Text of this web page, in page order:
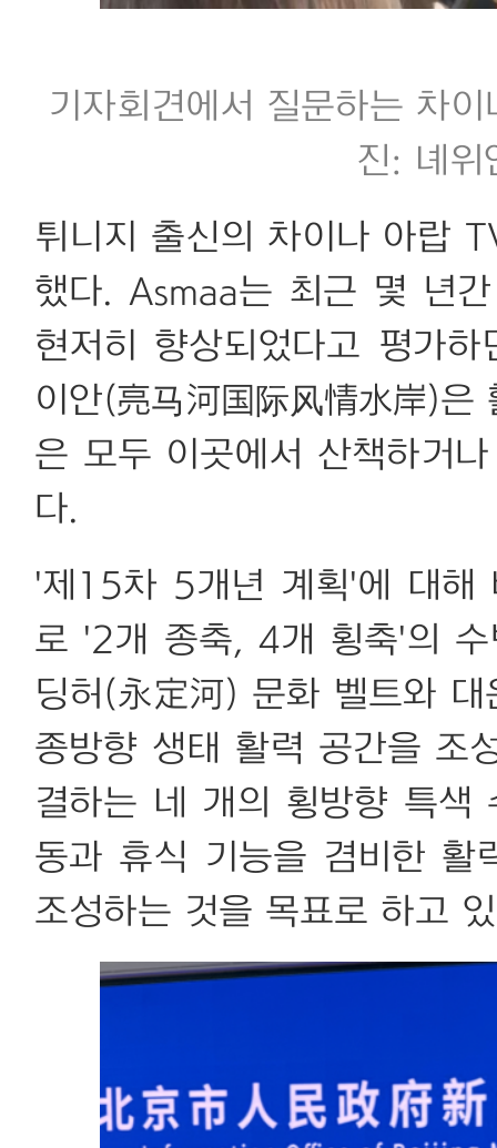
기자회견에서 질문하는 차
진: 녜
튀니지 출신의 차이나 아랍
했다. Asmaa는 최근 몇 년
현저히 향상되었다고 평가
이안(亮马河国际风情水岸)
은 모두 이곳에서 산책하거
다.
'제15차 5개년 계획'에 대해
로 '2개 종축, 4개 횡축'의
딩허(永定河) 문화 벨트와
종방향 생태 활력 공간을 조
결하는 네 개의 횡방향 특색
동과 휴식 기능을 겸비한
조성하는 것을 목표로 하고